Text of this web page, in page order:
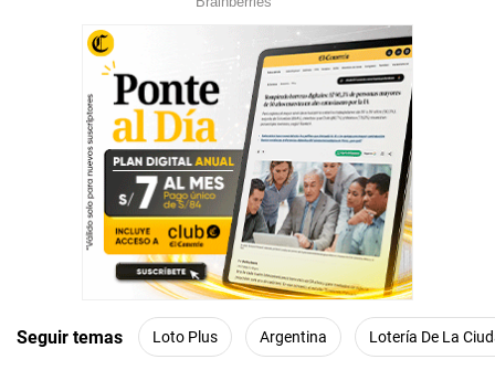
Seguir temas Loto Plus Argentina Lotería De La